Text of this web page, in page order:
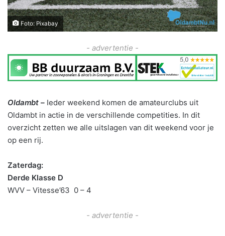
Foto: Pixabay
- advertentie -
Oldambt – Ieder weekend komen de amateurclubs uit
Oldambt in actie in de verschillende competities. In dit
overzicht zetten we alle uitslagen van dit weekend voor je
op een rij.
Zaterdag:
Derde Klasse D
WVV – Vitesse’63 0 – 4
- advertentie -